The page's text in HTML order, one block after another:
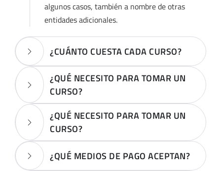
algunos casos, también a nombre de otras
entidades adicionales.
¿CUÁNTO CUESTA CADA CURSO?
¿QUÉ NECESITO PARA TOMAR UN
CURSO?
¿QUÉ NECESITO PARA TOMAR UN
CURSO?
¿QUÉ MEDIOS DE PAGO ACEPTAN?